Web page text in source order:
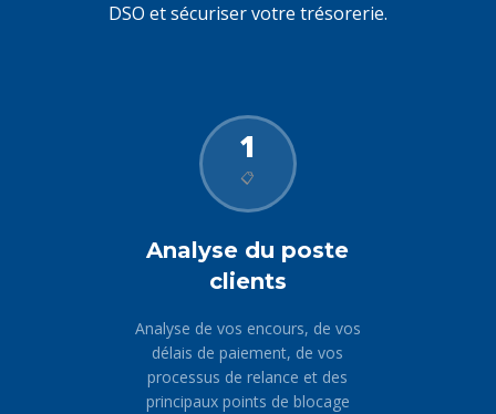
DSO et sécuriser votre trésorerie.
1
📋
Analyse du poste
clients
Analyse de vos encours, de vos
délais de paiement, de vos
processus de relance et des
principaux points de blocage